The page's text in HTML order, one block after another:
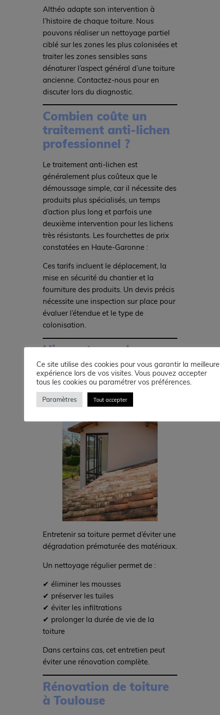
Althéo adapte son intervention à
l’histoire de chaque toiture. Nous
pouvons réaliser un nettoyage partiel
ciblé sur les zones les plus colonisées et
traiter les zones sensibles sans
dénaturer l’aspect général d’une toiture
ancienne. Contactez-nous pour en
discuter lors du diagnostic.
Combien coûte un
traitement anti-lichen
professionnel ?
Le traitement anti-lichen est
généralement plus coûteux que le
démoussage simple, car il nécessite des
produits plus spécialisés, un temps
d’action plus long et parfois une
deuxième intervention pour les lichens
très résistants. Les fourchettes de prix
constatées en Haute-Garonne :
Ces tarifs incluent le déplacement, la
mise en sécurité du chantier et la
fourniture des produits. Un devis précis
nécessite une inspection sur place pour
évaluer l’étendue et le type de
colonisation.
L’importance de
l’entretien de toiture
Entretenir sa toiture permet d’éviter une
dégradation prématurée des matériaux.
Un nettoyage régulier permet de :
✔ éliminer les mousses
✔ préserver les tuiles
✔ éviter les infiltrations
✔ prolonger la durée de vie de la
toiture
Dans certains cas, cet entretien peut
éviter une rénovation complète.
Rénovation de toiture
à Toulouse
Ce site utilise des cookies pour vous garantir la meilleure
expérience lors de vos visites. Vous pouvez accepter
tous les cookies ou paramétrer vos préférences.
Paramètres Tout accepter